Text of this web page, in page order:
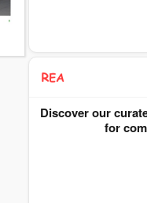
Discover our
for